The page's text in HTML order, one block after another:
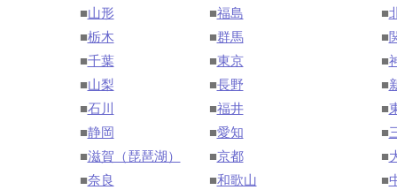
■山形 ■福島 ■
■栃木 ■群馬 ■
■千葉 ■東京 ■
■山梨 ■長野 ■
■石川 ■福井 ■
■静岡 ■愛知 ■
■滋賀（琵琶湖） ■京都 ■
■奈良 ■和歌山 ■